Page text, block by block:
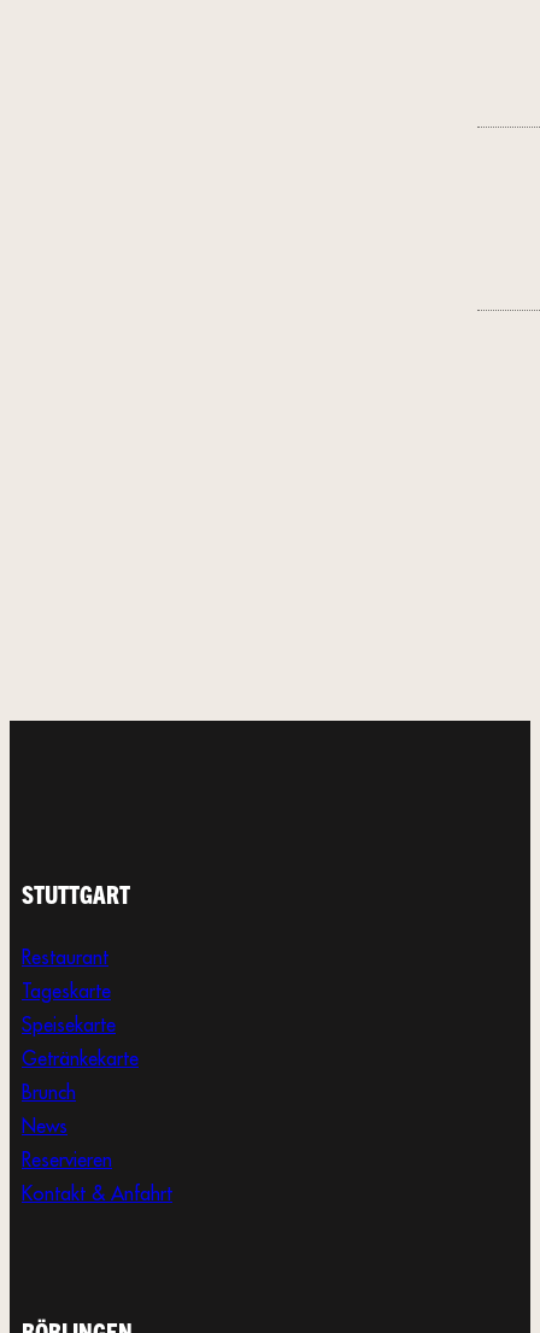
STUTTGART
Restaurant
Tageskarte
Speisekarte
Getränkekarte
Brunch
News
Reservieren
Kontakt & Anfahrt